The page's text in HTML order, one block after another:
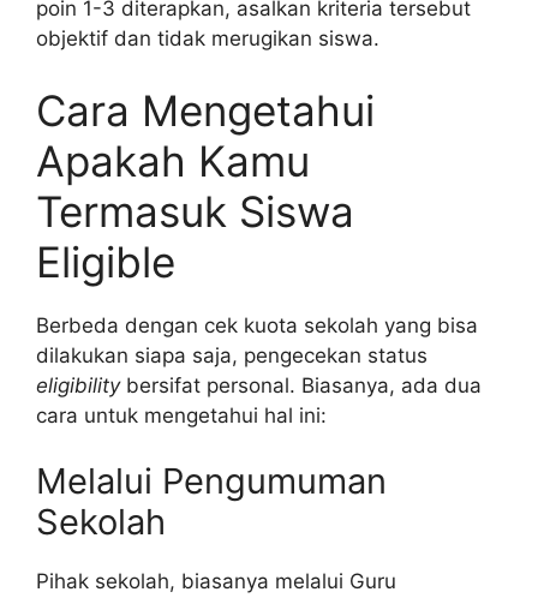
poin 1-3 diterapkan, asalkan kriteria tersebut
objektif dan tidak merugikan siswa.
Cara Mengetahui
Apakah Kamu
Termasuk Siswa
Eligible
Berbeda dengan cek kuota sekolah yang bisa
dilakukan siapa saja, pengecekan status
eligibilitybersifat personal. Biasanya, ada dua
cara untuk mengetahui hal ini:
Melalui Pengumuman
Sekolah
Pihak sekolah, biasanya melalui Guru